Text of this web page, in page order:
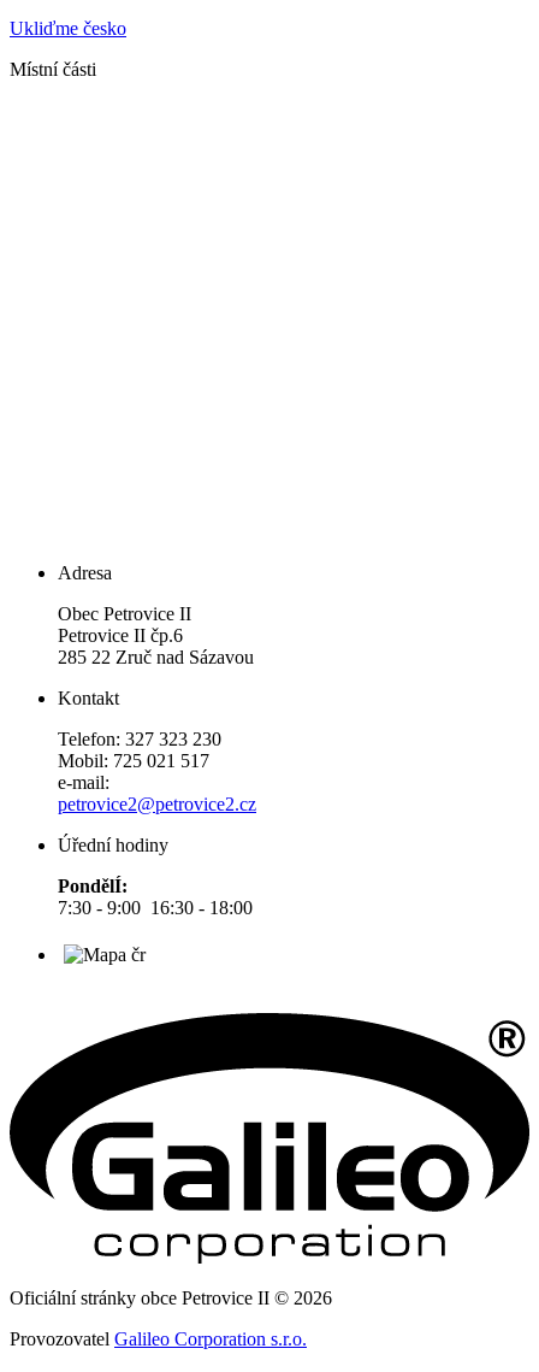
Ukliďme česko
Místní části
Adresa
Obec Petrovice II
Petrovice II čp.6
285 22 Zruč nad Sázavou
Kontakt
Telefon: 327 323 230
Mobil: 725 021 517
e-mail:
petrovice2@petrovice2.cz
Úřední hodiny
PondělÍ:
7:30 - 9:00 16:30 - 18:00
Oficiální stránky obce Petrovice II © 2026
Provozovatel Galileo Corporation s.r.o.